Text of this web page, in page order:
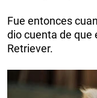
Fue entonces
dio cuenta de que
Retriever.